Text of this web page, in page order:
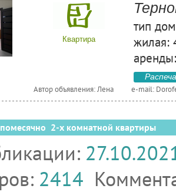
Квартира
тип
жилая:
Автор объявления: Лена e-mail:
2-х комнатной квартиры
2414